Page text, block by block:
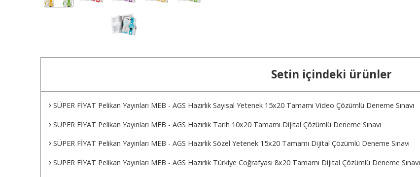
Setin içindeki ürünler
SÜPER FİYAT Pelikan Yayınları MEB - AGS Hazırlık Sayısal Yetenek 15x20 Tamamı Video Çözümlü Deneme Sınavı
SÜPER FİYAT Pelikan Yayınları MEB - AGS Hazırlık Tarih 10x20 Tamamı Dijital Çözümlü Deneme Sınavı
SÜPER FİYAT Pelikan Yayınları MEB - AGS Hazırlık Sözel Yetenek 15x20 Tamamı Dijital Çözümlü Deneme Sınavı
SÜPER FİYAT Pelikan Yayınları MEB - AGS Hazırlık Türkiye Coğrafyası 8x20 Tamamı Dijital Çözümlü Deneme Sınavı